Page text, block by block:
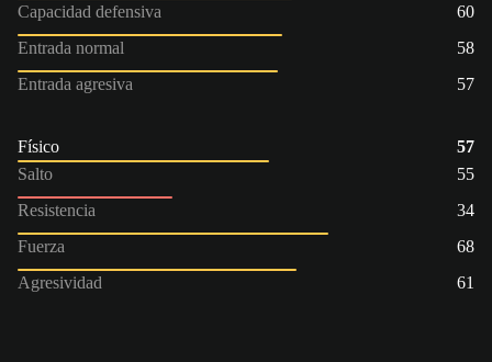
Capacidad defensiva
60
Entrada normal
58
Entrada agresiva
57
Físico
57
Salto
55
Resistencia
34
Fuerza
68
Agresividad
61